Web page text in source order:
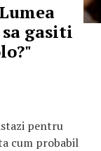
sa gasiti
pentru
cum probabil